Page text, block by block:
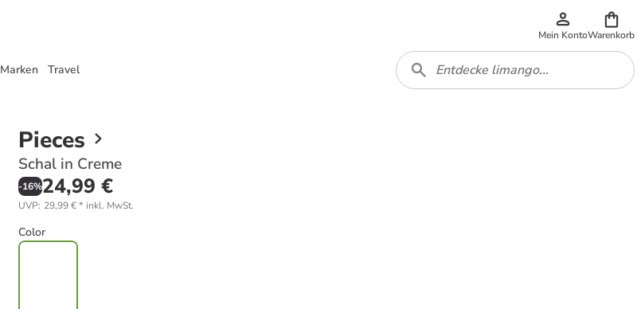
Mein KontoWarenkorb
Marken Travel
Pieces
Schal in Creme
-16%24,99 €
UVP: 29,99 €* inkl. MwSt.
Color